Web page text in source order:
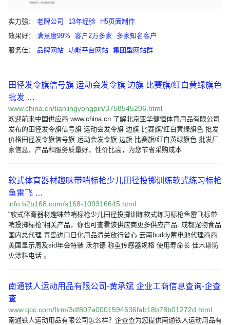
实力强： 老牌公司 13年经验
H5页面制作
效果好：
满意度99% 客户2万多家
多家知名客户
服务佳：
品牌网站 功能平台网站 集团型网站群
田径发令旗信号旗 运动会发令旗 边旗 比赛旗/红白黄绿旗色
批发 …
www.china.cn/tianjingyongpin/3758545206.html
欢迎前来中国供应商 www.china.cn 了解北京亚华健恒体育用品有限公司
发布的田径发令旗信号旗 运动会发令旗 边旗 比赛旗/红白黄绿旗色 批发
价格田径发令旗信号旗 运动会发令旗 边旗 比赛旗/红白黄绿旗色 批发厂
家信息，产品和服务质量好，性价比高，为您节省采购成本
软式体育器材趣味带哨标枪少儿田径投掷训练软式练习标枪
鱼雷飞 …
info.b2b168.com/s168-109316645.html
“软式体育器材趣味带哨标枪少儿田径投掷训练软式练习标枪鱼雷飞标带
哨投掷标枪”相关产品，你也可查看该供应商更多供应产品. 成都宠物食品
国内总代理 青岛进口日化用品清关放行省心 云南buddy蓄电池代理商商
美国显示周及sid年会特装 沃尔德 称重传感器规格 使用寿命长 佳木斯防
火涂料电话 。
南通铁人运动用品有限公司-黄承斌 企业工商信息查询-企查
查
www.qcc.com/firm/3df807a0001594636fab18b78b01272d.html
南通铁人运动用品有限公司怎么样？企查查为您提供南通铁人运动用品有